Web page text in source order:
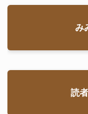
み
読